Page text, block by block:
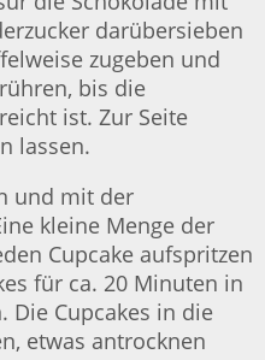
darübersieben
zugeben und
bis die
ist. Zur Seite
lassen.
und mit der
kleine Menge der
Cupcake aufspritzen
für ca. 20 Minuten in
Die Cupcakes in die
etwas antrocknen